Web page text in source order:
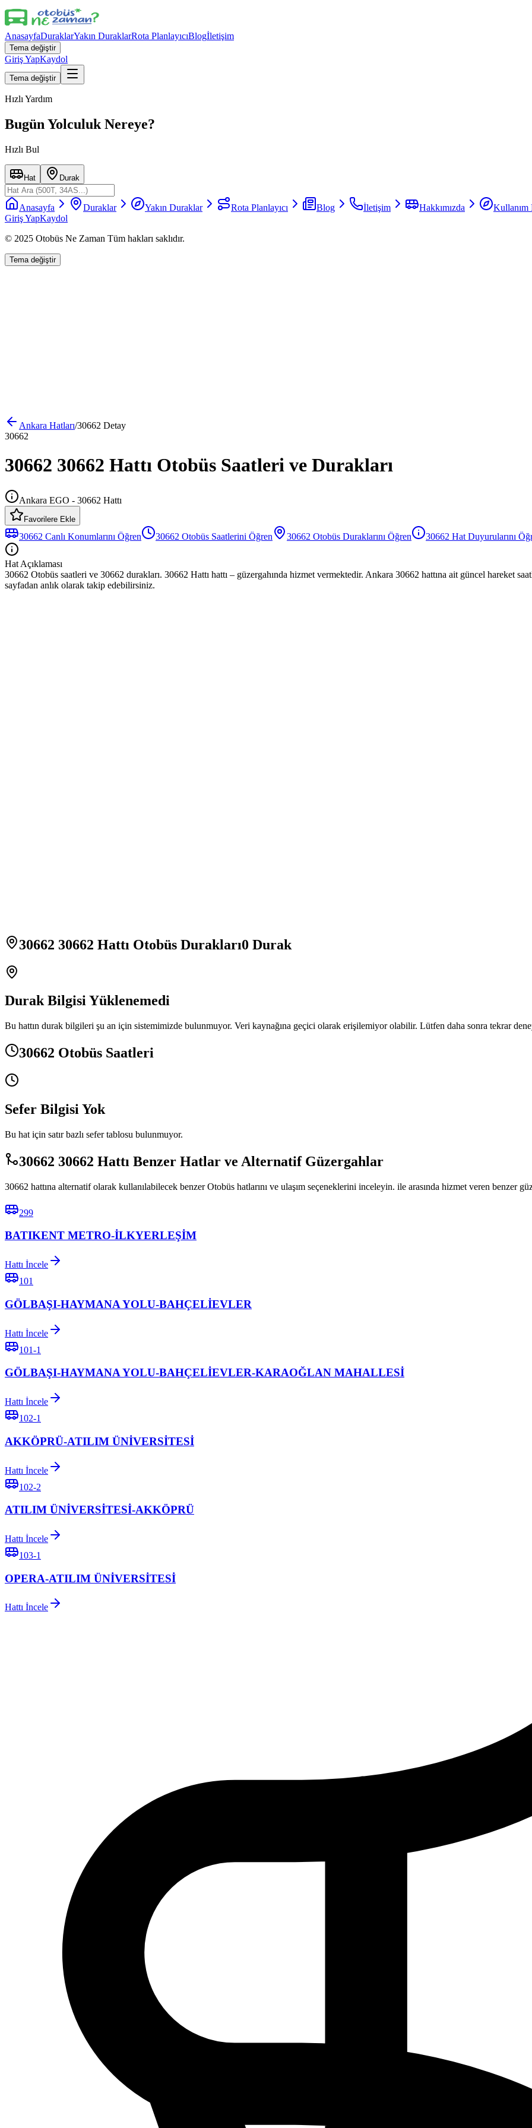
AnasayfaDuraklarYakın DuraklarRota PlanlayıcıBlogİletişim
Tema değiştir
Giriş YapKaydol
Tema değiştir
Hızlı Yardım
Bugün Yolculuk Nereye?
Hızlı Bul
Hat Durak
Anasayfa Duraklar Yakın Duraklar Rota Planlayıcı Blog İletişim Hakkımızda
Kullanım
Giriş YapKaydol
© 2025 Otobüs Ne Zaman Tüm hakları saklıdır.
Tema değiştir
Ankara Hatları/30662 Detay
30662
30662 30662 Hattı Otobüs Saatleri ve Durakları
Ankara EGO - 30662 Hattı
Favorilere Ekle
30662 Canlı Konumlarını Öğren 30662 Otobüs Saatlerini Öğren 30662 Otobüs Duraklarını Öğren 30662 Hat Duyurularını
Hat Açıklaması
30662 Otobüs saatleri ve 30662 durakları. 30662 Hattı hattı – güzergahında hizmet vermektedir. Ankara 30662 hattına ait güncel hareket
sayfadan anlık olarak takip edebilirsiniz.
30662 30662 Hattı Otobüs Durakları0 Durak
Durak Bilgisi Yüklenemedi
Bu hattın durak bilgileri şu an için sistemimizde bulunmuyor. Veri kaynağına geçici olarak erişilemiyor olabilir. Lütfen daha sonra tekrar
30662 Otobüs Saatleri
Sefer Bilgisi Yok
Bu hat için satır bazlı sefer tablosu bulunmuyor.
30662 30662 Hattı Benzer Hatlar ve Alternatif Güzergahlar
30662 hattına alternatif olarak kullanılabilecek benzer Otobüs hatlarını ve ulaşım seçeneklerini inceleyin. ile arasında hizmet veren benzer
299
BATIKENT METRO-İLKYERLEŞİM
Hattı İncele
101
GÖLBAŞI-HAYMANA YOLU-BAHÇELİEVLER
Hattı İncele
101-1
GÖLBAŞI-HAYMANA YOLU-BAHÇELİEVLER-KARAOĞLAN MAHALLESİ
Hattı İncele
102-1
AKKÖPRÜ-ATILIM ÜNİVERSİTESİ
Hattı İncele
102-2
ATILIM ÜNİVERSİTESİ-AKKÖPRÜ
Hattı İncele
103-1
OPERA-ATILIM ÜNİVERSİTESİ
Hattı İncele